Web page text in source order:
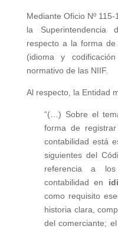
Mediante Oficio Nº
la Superintendencia
respecto a la forma
(idioma y
normativo de las NIIF.
Al respecto, la Entidad
“(…) Sobre el
forma de
contabilidad está
siguientes del
referencia a
contabilidad en
como requisito
historia clara,
del comerciante;